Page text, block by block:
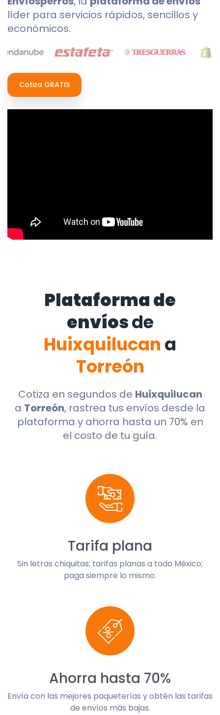
líder para servicios rápidos, sencillos y
económicos.
Cotiza GRATIS
Plataforma de
envíosde
Huixquilucan a
Torreón
Cotiza en segundos de Huixquilucan
a Torreón, rastrea tus envíos desde la
plataforma y ahorra hasta un 70% en
el costo de tu guía.
Tarifa plana
Sin letras chiquitas; tarifas planas a todo México;
paga siempre lo mismo.
Ahorra hasta 70%
Envía con las mejores paqueterías y obtén las tarifas
de envíos más bajas.